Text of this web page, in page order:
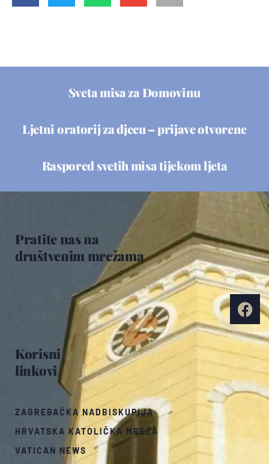
Sveta misa za Domovinu
Ljetni oratorij za djecu – prijave otvorene
Raspored svetih misa tijekom ljeta
Korisni
linkovi
ZAGREBAČKA NADBISKUPIJA
HRVATSKA KATOLIČKA MREŽA
VATICAN NEWS
Pratite nas na
društvenim mrežama